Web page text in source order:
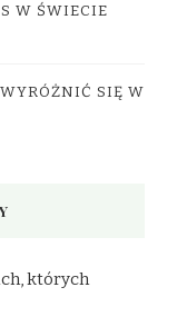
W ŚWIECIE
SIĘ W
których